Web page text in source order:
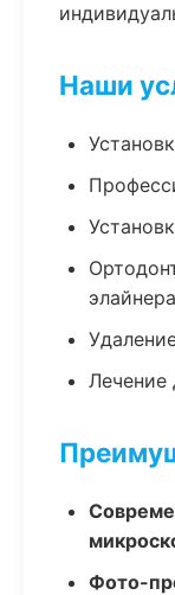
Наши
Лечение
Фото-